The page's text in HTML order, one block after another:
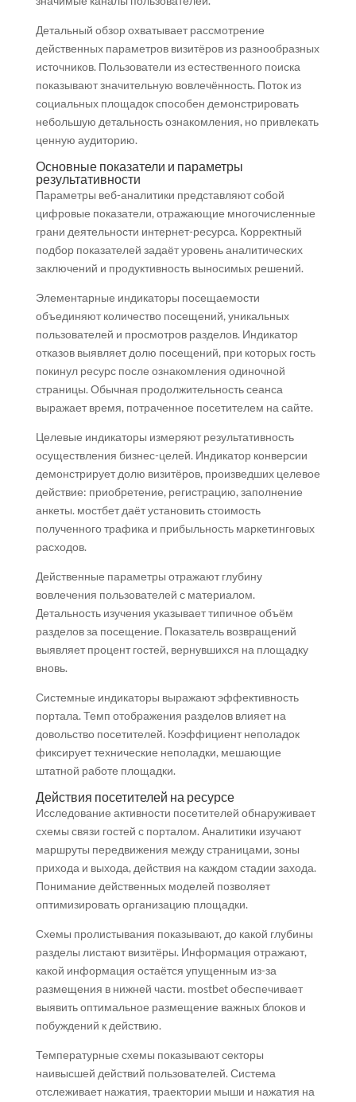
Детальный обзор охватывает рассмотрение
действенных параметров визитёров из разнообразных
источников. Пользователи из естественного поиска
показывают значительную вовлечённость. Поток из
социальных площадок способен демонстрировать
небольшую детальность ознакомления, но привлекать
ценную аудиторию.
Основные показатели и параметры
результативности
Параметры веб-аналитики представляют собой
цифровые показатели, отражающие многочисленные
грани деятельности интернет-ресурса. Корректный
подбор показателей задаёт уровень аналитических
заключений и продуктивность выносимых решений.
Элементарные индикаторы посещаемости
объединяют количество посещений, уникальных
пользователей и просмотров разделов. Индикатор
отказов выявляет долю посещений, при которых гость
покинул ресурс после ознакомления одиночной
страницы. Обычная продолжительность сеанса
выражает время, потраченное посетителем на сайте.
Целевые индикаторы измеряют результативность
осуществления бизнес-целей. Индикатор конверсии
демонстрирует долю визитёров, произведших целевое
действие: приобретение, регистрацию, заполнение
анкеты. мостбет даёт установить стоимость
полученного трафика и прибыльность маркетинговых
расходов.
Действенные параметры отражают глубину
вовлечения пользователей с материалом.
Детальность изучения указывает типичное объём
разделов за посещение. Показатель возвращений
выявляет процент гостей, вернувшихся на площадку
вновь.
Системные индикаторы выражают эффективность
портала. Темп отображения разделов влияет на
довольство посетителей. Коэффициент неполадок
фиксирует технические неполадки, мешающие
штатной работе площадки.
Действия посетителей на ресурсе
Исследование активности посетителей обнаруживает
схемы связи гостей с порталом. Аналитики изучают
маршруты передвижения между страницами, зоны
прихода и выхода, действия на каждом стадии захода.
Понимание действенных моделей позволяет
оптимизировать организацию площадки.
Схемы пролистывания показывают, до какой глубины
разделы листают визитёры. Информация отражают,
какой информация остаётся упущенным из-за
размещения в нижней части. mostbet обеспечивает
выявить оптимальное размещение важных блоков и
побуждений к действию.
Температурные схемы показывают секторы
наивысшей действий пользователей. Система
отслеживает нажатия, траектории мыши и нажатия на